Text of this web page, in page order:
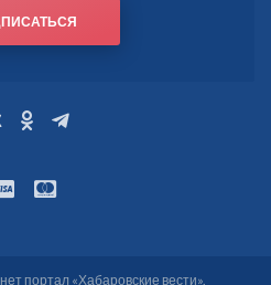
портал «Хабаровские вести».